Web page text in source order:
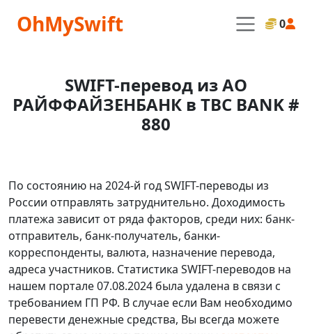
OhMySwift 0
SWIFT-перевод из АО
РАЙФФАЙЗЕНБАНК в TBC BANK #
880
По состоянию на 2024-й год SWIFT-переводы из
России отправлять затруднительно. Доходимость
платежа зависит от ряда факторов, среди них: банк-
отправитель, банк-получатель, банки-
корреспонденты, валюта, назначение перевода,
адреса участников. Статистика SWIFT-переводов на
нашем портале 07.08.2024 была удалена в связи с
требованием ГП РФ. В случае если Вам необходимо
перевести денежные средства, Вы всегда можете